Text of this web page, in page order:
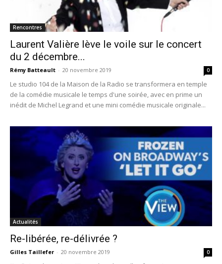
Rencontres
Laurent Valière lève le voile sur le concert
du 2 décembre...
Rémy Batteault - 20 novembre 2019 0
Le studio 104 de la Maison de la Radio se transformera en temple
de la comédie musicale le temps d'une soirée, avec en prime un
inédit de Michel Legrand et une mini comédie musicale originale...
Actualités
Re-libérée, re-délivrée ?
Gilles Taillefer - 20 novembre 2019 0